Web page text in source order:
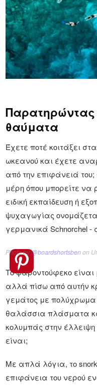
θαύματα
Έχετε ποτέ κοιτάξει
ωκεανού και έχετε
από την επιφάνειά
μέρη όπου μπορείτε να
ειδική εκπαίδευση ή
ψυχαγωγίας
γερμανικά Schnorchel
Photo by@boardshortsbenon
Το ψαροντούφεκο
αλλά πίσω από αυτήν
γεμάτος με
θαλάσσια πλάσματα
κολυμπάς στην
είναι;
Με απλά λόγια, το
επιφάνεια του νερού